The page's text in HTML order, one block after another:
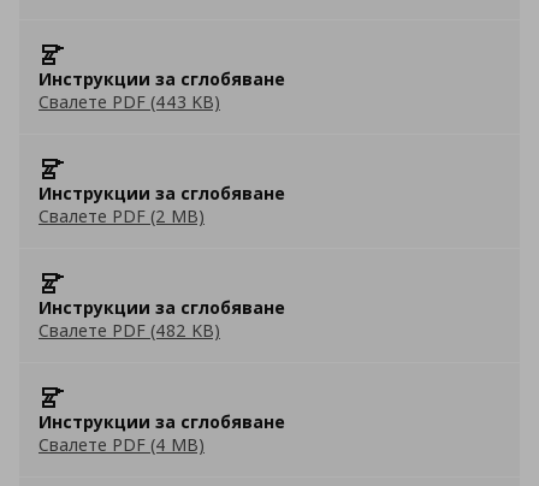
Инструкции за сглобяване
Свалете PDF (443 KB)
Инструкции за сглобяване
Свалете PDF (2 MB)
Инструкции за сглобяване
Свалете PDF (482 KB)
Инструкции за сглобяване
Свалете PDF (4 MB)